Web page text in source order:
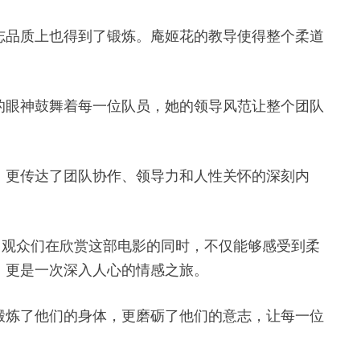
质上也得到了锻炼。庵姬花的教导使得整个柔道
神鼓舞着每一位队员，她的领导风范让整个团队
传达了团队协作、领导力和人性关怀的深刻内
众们在欣赏这部电影的同时，不仅能够感受到柔
是一次深入人心的情感之旅。
了他们的身体，更磨砺了他们的意志，让每一位